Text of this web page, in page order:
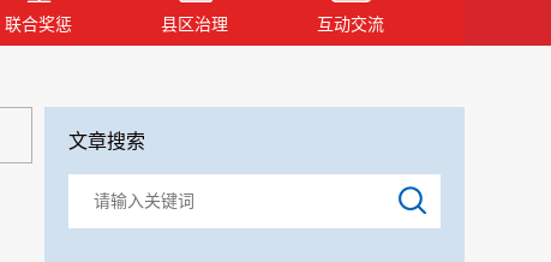
联合奖惩 县区治理 互动交流
文章搜索